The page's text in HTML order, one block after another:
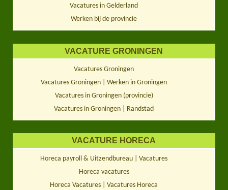
Vacatures in Gelderland
Werken bij de provincie
VACATURE GRONINGEN
Vacatures Groningen
Vacatures Groningen | Werken in Groningen
Vacatures in Groningen (provincie)
Vacatures in Groningen | Randstad
VACATURE HORECA
Horeca payroll & Uitzendbureau | Vacatures
Horeca vacatures
Horeca Vacatures | Vacatures Horeca